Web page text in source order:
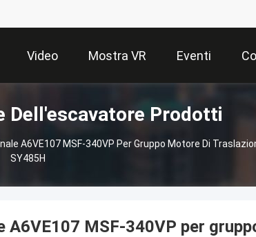
Video Mostra VR Eventi
Dell'escavatore Prodotti
A6VE107 MSF‑340VP Per Gruppo Motore Di
SY485H
A6VE107 MSF‑340VP per